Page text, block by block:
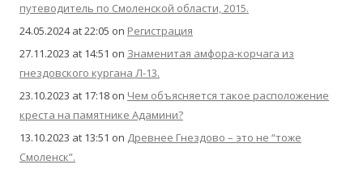
путеводитель по Смоленской области, 2015.
24.05.2024 at 22:05 on Регистрация
27.11.2023 at 14:51 on Знаменитая амфора-корчага из
гнездовского кургана Л-13.
23.10.2023 at 17:18 on Чем объясняется такое расположение
креста на памятнике Адамини?
13.10.2023 at 13:51 on Древнее Гнездово – это не “тоже
Смоленск”.